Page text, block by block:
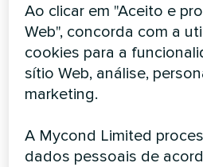
calor Mycond Split
série BeeHeat
As bombas de calor MyCond
Split da série BeeHeat
oferecem aquecimento e
durante todo o ano
Ao clicar em "Aceito e
Web", concorda com a
cookies para a
sítio Web, análise,
marketing.
A Mycond Limited
dados pessoais de